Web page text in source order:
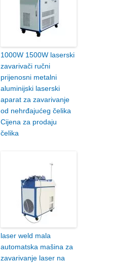
1000W 1500W laserski
zavarivači ručni
prijenosni metalni
aluminijski laserski
aparat za zavarivanje
od nehrđajućeg čelika
Cijena za prodaju
čelika
laser weld mala
automatska mašina za
zavarivanje laser na